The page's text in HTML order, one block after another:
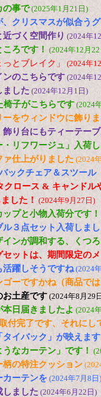
の事で(2025年1月21日)
クリスマスが似合う
づく空間作り (2024年
ろです！ (2024年12月
とブレイク」 (2024年
ンのこちらです (2024年
ました (2024年12月1日)
椅子がこちらです (2024
をウィンドウに飾り
り台にもティーテー
・リフワージュ」入荷
仕上がりました (2024
ックチェア＆スツー
クロース & キャンドル
した！ (2024年9月27日)
プと小物入荷分です！
３点セット入荷しま
ンが調和する、くつ
セットは、期間限定の
活躍しそうですね(2024
ーですかね（商品で
お土産です (2024年8月29
日届きましたよ (2024
付完了です、それに
タイバック」が映えま
なカーテン」です！
の特注クッション
カーテンを (2024年7月8日)
しました (2024年6月22日)